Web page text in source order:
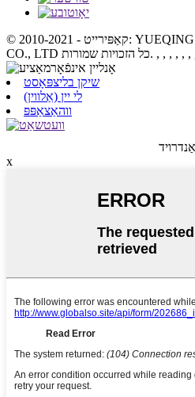
© קאַפּירייט - 2010-2021: YUEQING KEXUN ELECTRONICS
CO., LTD כל הזכויות שמורות. , , , , , ,
שיקן בליצפּאָסט
לי יין (אַלווין)
ווהאַצאַפּפּ
אַנדרויד
x